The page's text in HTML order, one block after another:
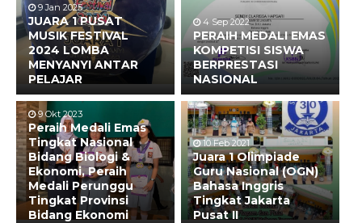
9 Jan 2025
JUARA 1 PUSAT
MUSIK FESTIVAL
2024 LOMBA
MENYANYI ANTAR
PELAJAR
4 Sep 2022
PERAIH MEDALI EMAS
KOMPETISI SISWA
BERPRESTASI
NASIONAL
9 Okt 2023
Peraih Medali Emas
Tingkat Nasional
Bidang Biologi &
Ekonomi, Peraih
Medali Perunggu
Tingkat Provinsi
Bidang Ekonomi
10 Feb 2021
Juara 1 Olimpiade
Guru Nasional (OGN)
Bahasa Inggris
Tingkat Jakarta
Pusat II